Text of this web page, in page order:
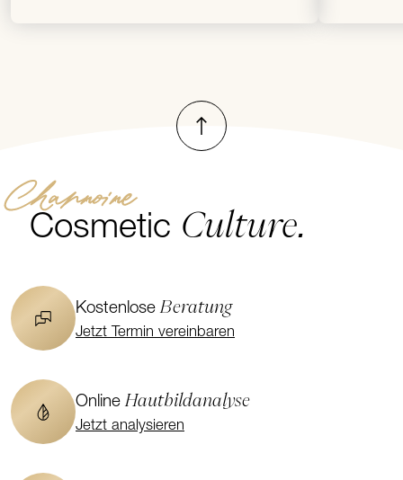
Nach oben
Channoine
Cosmetic Culture.
KostenloseBeratung
Jetzt Termin vereinbaren
OnlineHautbildanalyse
Jetzt analysieren